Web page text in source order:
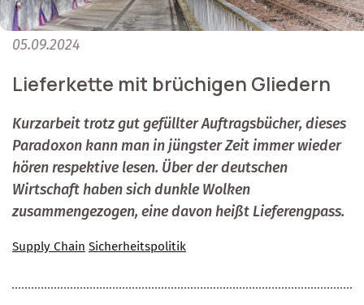
05.09.2024
Lieferkette mit brüchigen Gliedern
Kurzarbeit trotz gut gefüllter Auftragsbücher, dieses
Paradoxon kann man in jüngster Zeit immer wieder
hören respektive lesen. Über der deutschen
Wirtschaft haben sich dunkle Wolken
zusammengezogen, eine davon heißt Lieferengpass.
Supply Chain Sicherheitspolitik